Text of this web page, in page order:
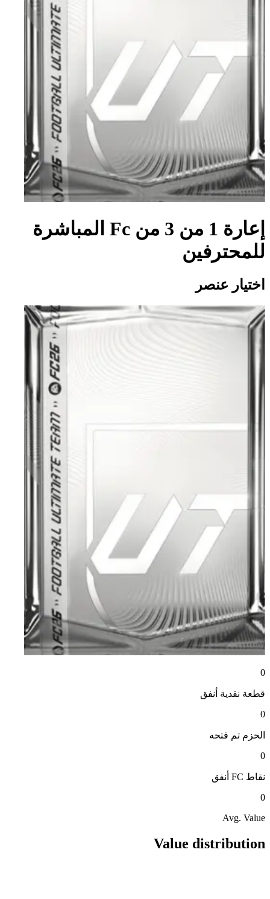
إعارة 1 من 3 من Fc المباشرة
للمحترفين
اختيار عنصر
0
قطعة نقدية أنفق
0
الحزم تم فتحه
0
نقاط FC
أنفق
0
Avg. Value
Value distribution